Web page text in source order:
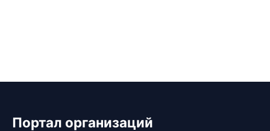
Портал организаций